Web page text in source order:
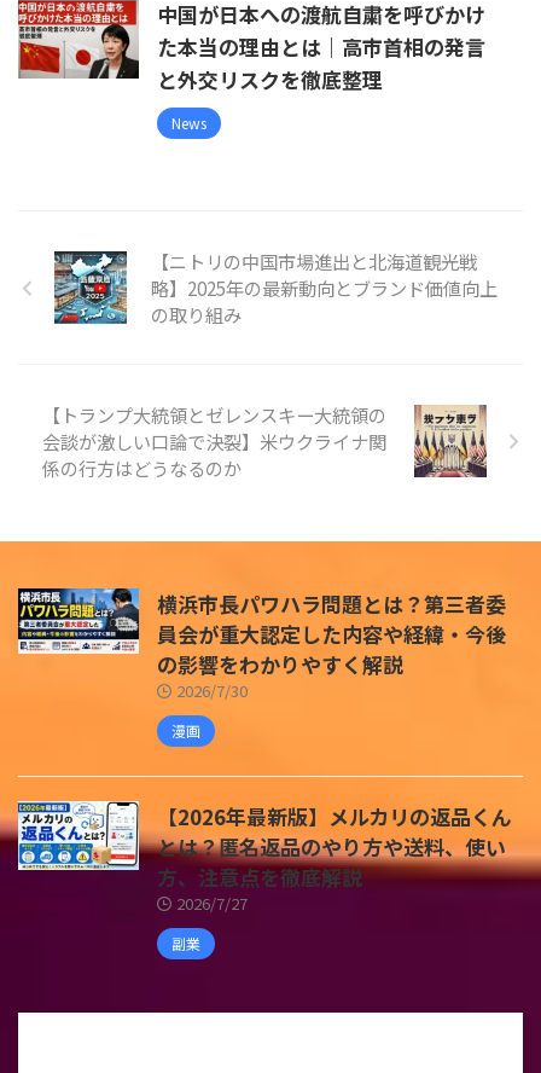
中国が日本への渡航自粛を呼びかけ
た本当の理由とは｜高市首相の発言
と外交リスクを徹底整理
News
【ニトリの中国市場進出と北海道観光戦
略】2025年の最新動向とブランド価値向上
の取り組み
【トランプ大統領とゼレンスキー大統領の
会談が激しい口論で決裂】米ウクライナ関
係の行方はどうなるのか
横浜市長パワハラ問題とは？第三者委
員会が重大認定した内容や経緯・今後
の影響をわかりやすく解説
2026/7/30
漫画
【2026年最新版】メルカリの返品くん
とは？匿名返品のやり方や送料、使い
方、注意点を徹底解説
2026/7/27
副業